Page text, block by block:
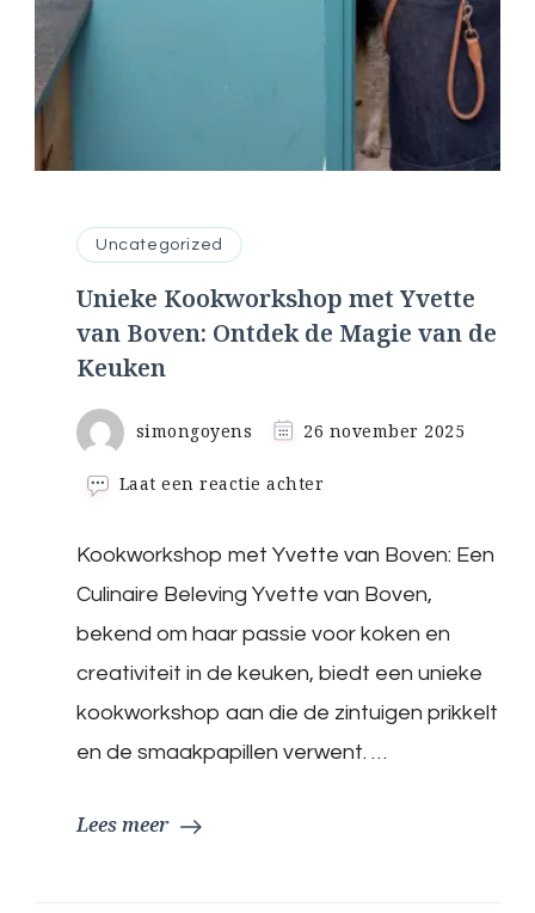
Uncategorized
Unieke Kookworkshop met Yvette
van Boven: Ontdek de Magie van de
Keuken
simongoyens 26 november 2025
Laat een reactie achter
met
Yvette
van
Boven:
de
Magie
de
Kookworkshop met Yvette van Boven: Een
Culinaire Beleving Yvette van Boven,
bekend om haar passie voor koken en
creativiteit in de keuken, biedt een unieke
kookworkshop aan die de zintuigen prikkelt
en de smaakpapillen verwent. …
Lees meer